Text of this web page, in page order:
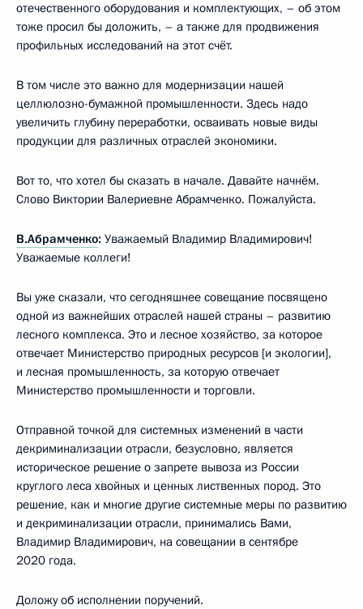
отечественного оборудования и комплектующих, – об этом
тоже просил бы доложить, – а также для продвижения
профильных исследований на этот счёт.
В том числе это важно для модернизации нашей
целлюлозно-бумажной промышленности. Здесь надо
увеличить глубину переработки, осваивать новые виды
продукции для различных отраслей экономики.
Вот то, что хотел бы сказать в начале. Давайте начнём.
Слово Виктории Валериевне Абрамченко. Пожалуйста.
В.Абрамченко: Уважаемый Владимир Владимирович!
Уважаемые коллеги!
Вы уже сказали, что сегодняшнее совещание посвящено
одной из важнейших отраслей нашей страны – развитию
лесного комплекса. Это и лесное хозяйство, за которое
отвечает Министерство природных ресурсов [и экологии],
и лесная промышленность, за которую отвечает
Министерство промышленности и торговли.
Отправной точкой для системных изменений в части
декриминализации отрасли, безусловно, является
историческое решение о запрете вывоза из России
круглого леса хвойных и ценных лиственных пород. Это
решение, как и многие другие системные меры по развитию
и декриминализации отрасли, принимались Вами,
Владимир Владимирович, на совещании в сентябре
2020 года.
Доложу об исполнении поручений.